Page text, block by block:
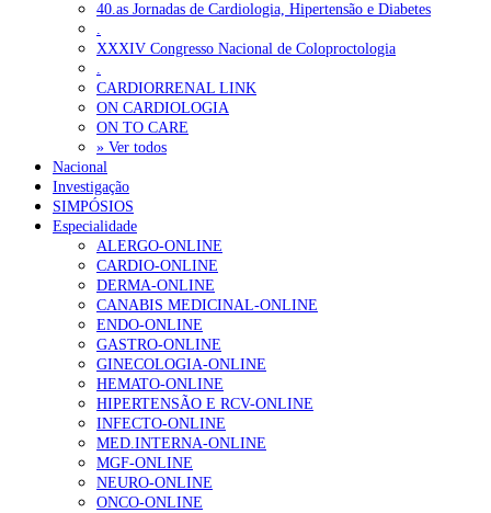
40.as Jornadas de Cardiologia, Hipertensão e Diabetes
.
XXXIV Congresso Nacional de Coloproctologia
.
CARDIORRENAL LINK
ON CARDIOLOGIA
ON TO CARE
» Ver todos
Nacional
Investigação
SIMPÓSIOS
Especialidade
ALERGO-ONLINE
CARDIO-ONLINE
DERMA-ONLINE
CANABIS MEDICINAL-ONLINE
ENDO-ONLINE
GASTRO-ONLINE
GINECOLOGIA-ONLINE
HEMATO-ONLINE
HIPERTENSÃO E RCV-ONLINE
INFECTO-ONLINE
MED.INTERNA-ONLINE
MGF-ONLINE
NEURO-ONLINE
ONCO-ONLINE